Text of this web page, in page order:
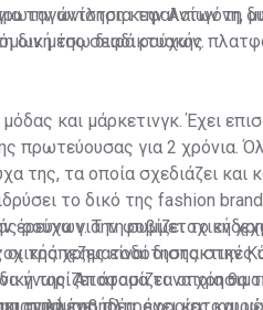
την άντληση κεφαλαίων τη
μέσω διαδικτυακής
την Αντιγόνη,
δική της σειρά ρούχων.
και μάρκετινγκ. Έχει
πρωτεύουσας για 2 χρόνια.
της, τα οποία σχεδιάζει και
το δικό της fashion
ρούχων. Την φοβίζει το
τράπεζες είναι διστακτικές
της. Αποφασίζει να
ανταμοιβής.
για τη συμμετοχική
χρηματοδότησης στην
γνωρίζει άτομα τα οποία θα
της ιδέα, έχει
συλλέγει πληροφορίες και